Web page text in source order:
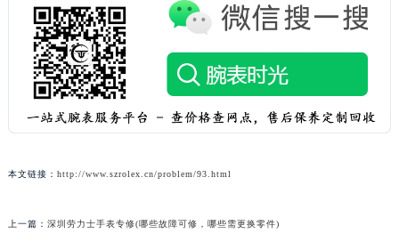
本文链接： http://www.szrolex.cn/problem/93.html
上一篇： 深圳劳力士手表专修(哪些故障可修，哪些需更换零件)